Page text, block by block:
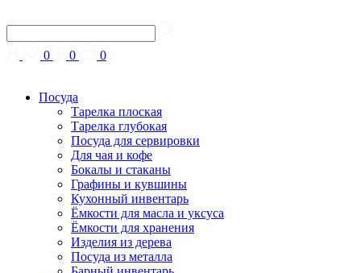
0 0 0
Посуда
Тарелка плоская
Тарелка глубокая
Посуда для сервировки
Для чая и кофе
Бокалы и стаканы
Графины и кувшины
Кухонный инвентарь
Ёмкости для масла и уксуса
Ёмкости для хранения
Изделия из дерева
Посуда из металла